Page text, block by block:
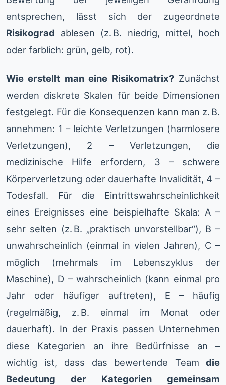
entsprechen, lässt sich der zugeordnete
Risikograd ablesen (z. B. niedrig, mittel, hoch
oder farblich: grün, gelb, rot).
Wie erstellt man eine Risikomatrix?Zunächst
werden diskrete Skalen für beide Dimensionen
festgelegt. Für die Konsequenzen kann man z. B.
annehmen: 1 – leichte Verletzungen (harmlosere
Verletzungen), 2 – Verletzungen, die
medizinische Hilfe erfordern, 3 – schwere
Körperverletzung oder dauerhafte Invalidität, 4 –
Todesfall. Für die Eintrittswahrscheinlichkeit
eines Ereignisses eine beispielhafte Skala: A –
sehr selten (z. B. „praktisch unvorstellbar“), B –
unwahrscheinlich (einmal in vielen Jahren), C –
möglich (mehrmals im Lebenszyklus der
Maschine), D – wahrscheinlich (kann einmal pro
Jahr oder häufiger auftreten), E – häufig
(regelmäßig, z. B. einmal im Monat oder
dauerhaft). In der Praxis passen Unternehmen
diese Kategorien an ihre Bedürfnisse an –
wichtig ist, dass das bewertende Team die
Bedeutung der Kategorien gemeinsam